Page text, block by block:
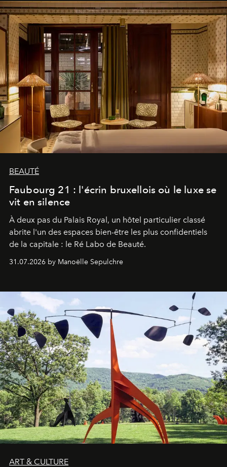
BEAUTÉ
Faubourg 21 : l'écrin bruxellois où le luxe se
vit en silence
À deux pas du Palais Royal, un hôtel particulier classé
abrite l'un des espaces bien-être les plus confidentiels
de la capitale : le Ré Labo de Beauté.
31.07.2026 by Manoëlle Sepulchre
ART & CULTURE